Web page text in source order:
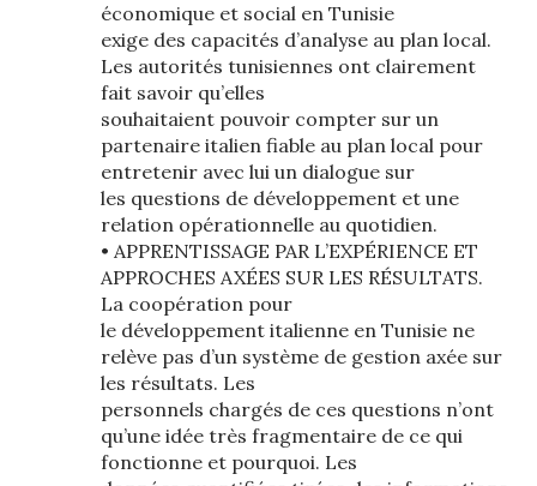
économique et social en Tunisie
exige des capacités d’analyse au plan local.
Les autorités tunisiennes ont clairement
fait savoir qu’elles
souhaitaient pouvoir compter sur un
partenaire italien fiable au plan local pour
entretenir avec lui un dialogue sur
les questions de développement et une
relation opérationnelle au quotidien.
• APPRENTISSAGE PAR L’EXPÉRIENCE ET
APPROCHES AXÉES SUR LES RÉSULTATS.
La coopération pour
le développement italienne en Tunisie ne
relève pas d’un système de gestion axée sur
les résultats. Les
personnels chargés de ces questions n’ont
qu’une idée très fragmentaire de ce qui
fonctionne et pourquoi. Les